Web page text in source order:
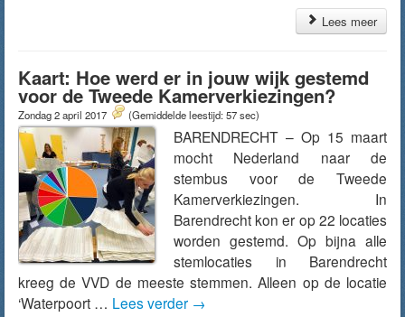
Lees meer
Kaart: Hoe werd er in jouw wijk gestemd
voor de Tweede Kamerverkiezingen?
Zondag 2 april 2017 (Gemiddelde leestijd: 57 sec)
BARENDRECHT – Op 15 maart
mocht Nederland naar de
stembus voor de Tweede
Kamerverkiezingen. In
Barendrecht kon er op 22 locaties
worden gestemd. Op bijna alle
stemlocaties in Barendrecht
kreeg de VVD de meeste stemmen. Alleen op de locatie
‘Waterpoort … Lees verder →